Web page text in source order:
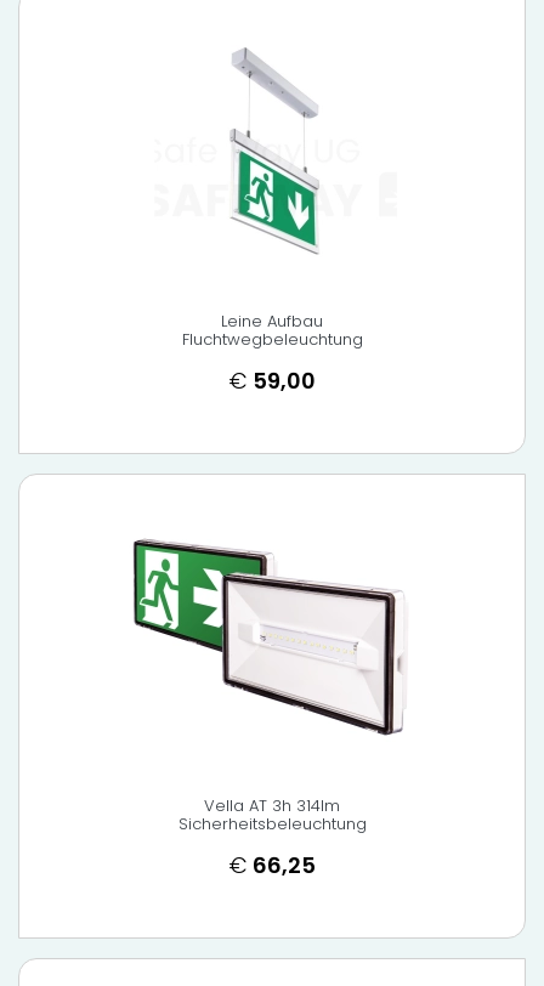
Leine Aufbau
Fluchtwegbeleuchtung
€ 59,00
Vella AT 3h 314lm
Sicherheitsbeleuchtung
€ 66,25